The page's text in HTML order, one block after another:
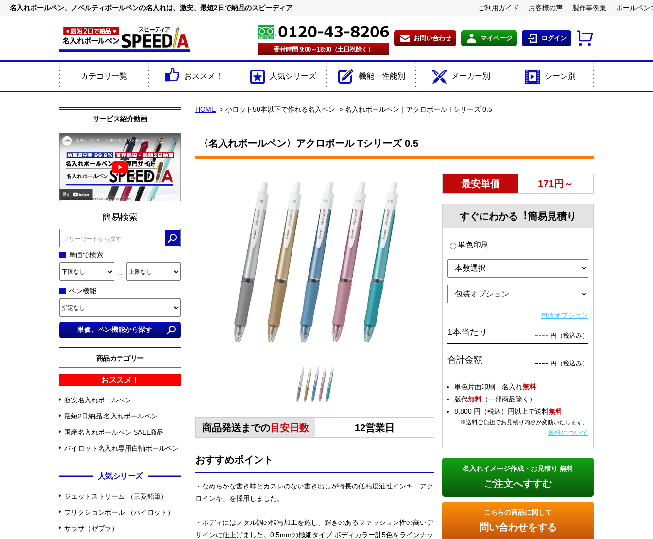
名入れボールペン、ノベルティボールペンの名入れは、激安、最短2日で納品のスピーディア ご利用ガイド お客様の声 製作事例集 ボールペン
受付時間 9:00～18:00（土日祝除く）
お問い合わせ マイページ ログイン
カテゴリ一覧 おススメ！ 人気シリーズ 機能・性能別 メーカー別 シーン別
サービス紹介動画
簡易検索
単価で検索
~
ペン機能
商品カテゴリー
おススメ！
激安名入れボールペン
最短2日納品 名入れボールペン
国産名入れボールペン SALE商品
パイロット名入れ専用白軸ボールペン
人気シリーズ
ジェットストリーム （三菱鉛筆）
フリクションボール （パイロット）
サラサ（ゼブラ）
HOME 小ロット50本以下で作れる名入ペン 名入れボールペン｜アクロボール Tシリーズ 0.5
〈名入れボールペン〉アクロボール Tシリーズ 0.5
商品発送までの目安日数 12営業日
おすすめポイント
・なめらかな書き味とカスレのない書き出しが特長の低粘度油性インキ「アク
ロインキ」を採用しました。
・ボディにはメタル調の転写加工を施し、輝きのあるファッション性の高いデ
ザインに仕上げました。0.5mmの極細タイプ ボディカラー計5色をラインナッ
最安単価 171円～
すぐにわかる︕簡易見積り
単色印刷
包装オプション
1本当たり ---- 円（税込み）
合計金額 ---- 円（税込み）
単色片面印刷 名入れ無料
版代無料（一部商品除く）
8,800 円（税込）円以上で送料無料
※送料ご負担でお見積り内容が変動いたします。
送料について
名入れイメージ作成・お見積り 無料
ご注文へすすむ
こちらの商品に関して
問い合わせをする